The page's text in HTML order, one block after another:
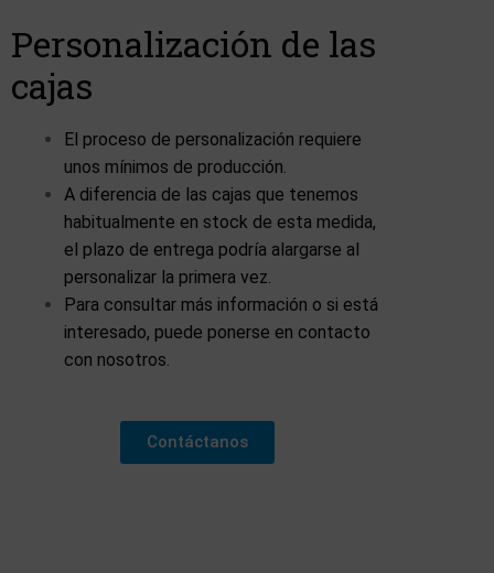
Personalización de las
cajas
El proceso de personalización requiere
unos mínimos de producción.
A diferencia de las cajas que tenemos
habitualmente en stock de esta medida,
el plazo de entrega podría alargarse al
personalizar la primera vez.
Para consultar más información o si está
interesado, puede ponerse en contacto
con nosotros.
Contáctanos